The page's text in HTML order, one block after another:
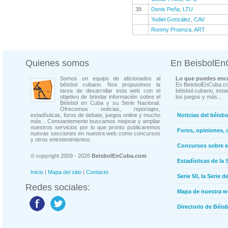
38
Denis Peña LTU
Yudiel González CAV
Ronmy Proenza ART
Quienes somos
Somos un equipo de aficionados al
béisbol cubano. Nos propusimos la
tarea de desarrollar esta web con el
objetivo de brindar información sobre el
Béisbol en Cuba y su Serie Nacional.
Ofrecemos noticias, reportajes,
estadísticas, foros de debate, juegos online y mucho
más... Constantemente buscamos mejorar y ampliar
nuestros servicios por lo que pronto publicaremos
nuevas secciones en nuestra web como concursos
y otros entretenimientos.
© copyright 2009 - 2026 BeisbolEnCuba.com
Inicio | Mapa del sitio | Contacto
Redes sociales:
En
Lo que puedes
En
béisbol cubano,
los juegos y más...
Noticias del
Foros, opiniones,
Concursos sobre
Estadísticas de la
Serie 50, la Serie
Mapa de nuestra
Directorio de